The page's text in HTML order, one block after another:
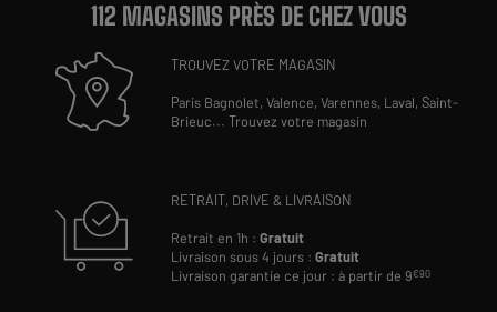
112 MAGASINS PRÈS DE CHEZ VOUS
TROUVEZ VOTRE MAGASIN
Paris Bagnolet,Valence,Varennes, Laval,Saint-
Brieuc...Trouvez votre magasin
RETRAIT, DRIVE & LIVRAISON
Retrait en 1h :Gratuit
Livraison sous 4 jours :Gratuit
Livraison garantie ce jour : à partir de 9€90